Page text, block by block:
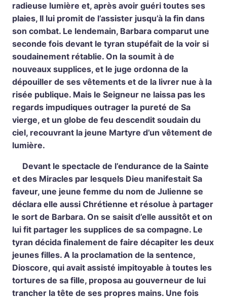
radieuse lumière et, après avoir guéri toutes ses
plaies, Il lui promit de l’assister jusqu’à la fin dans
son combat. Le lendemain, Barbara comparut une
seconde fois devant le tyran stupéfait de la voir si
soudainement rétablie. On la soumit à de
nouveaux supplices, et le juge ordonna de la
dépouiller de ses vêtements et de la livrer nue à la
risée publique. Mais le Seigneur ne laissa pas les
regards impudiques outrager la pureté de Sa
vierge, et un globe de feu descendit soudain du
ciel, recouvrant la jeune Martyre d’un vêtement de
lumière.
Devant le spectacle de l’endurance de la Sainte
et des Miracles par lesquels Dieu manifestait Sa
faveur, une jeune femme du nom de Julienne se
déclara elle aussi Chrétienne et résolue à partager
le sort de Barbara. On se saisit d’elle aussitôt et on
lui fit partager les supplices de sa compagne. Le
tyran décida finalement de faire décapiter les deux
jeunes filles. A la proclamation de la sentence,
Dioscore, qui avait assisté impitoyable à toutes les
tortures de sa fille, proposa au gouverneur de lui
trancher la tête de ses propres mains. Une fois